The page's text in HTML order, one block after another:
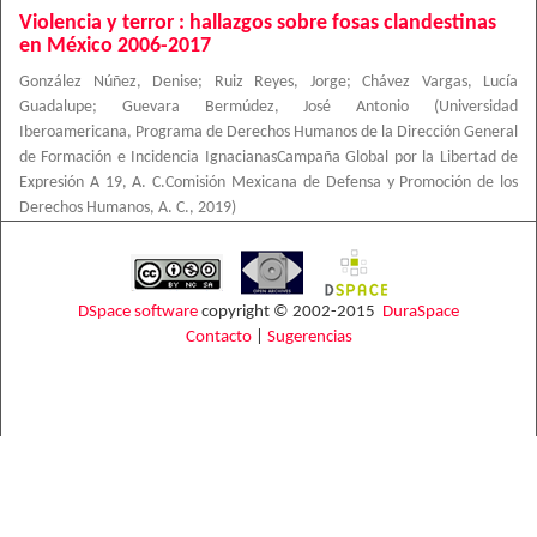
Violencia y terror : hallazgos sobre fosas clandestinas
en México 2006-2017
González Núñez, Denise; Ruiz Reyes, Jorge; Chávez Vargas, Lucía
Guadalupe; Guevara Bermúdez, José Antonio (Universidad
Iberoamericana, Programa de Derechos Humanos de la Dirección General
de Formación e Incidencia IgnacianasCampaña Global por la Libertad de
Expresión A 19, A. C.Comisión Mexicana de Defensa y Promoción de los
Derechos Humanos, A. C., 2019)
DSpace software copyright © 2002-2015 DuraSpace
Contacto| Sugerencias